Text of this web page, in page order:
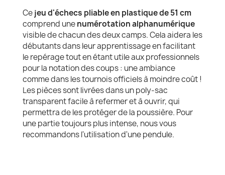
Cejeu d'échecs pliable en plastique de 51 cm
comprend unenumérotation alphanumérique
visible de chacun des deux camps. Cela aidera les
débutants dans leur apprentissage en facilitant
le repérage tout en étant utile aux professionnels
pour la notation des coups : une ambiance
comme dans les tournois officiels à moindre coût !
Les pièces sont livrées dans un poly-sac
transparent facile à refermer et à ouvrir, qui
permettra de les protéger de la poussière. Pour
une partie toujours plus intense, nous vous
recommandons l'utilisation d'une pendule.